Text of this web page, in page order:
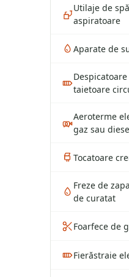
Utilaje de
aspiratoare
Aparate de
taietoare
Aeroterme
gaz sau
Tocatoare
Freze de
de curatat
Foarfece de
Fierăstraie